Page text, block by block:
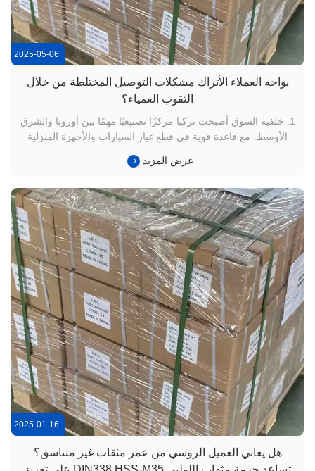
2025-05-06
يواجه العملاء الأتراك مشكلات التوصيل المختلطة من خلال
الثقوب العمياء؟
1. خلفية السوق أصبحت تركيا مركزًا تصنيعيًا مهمًا بين أوروبا والشرق
الأوسط، مع قاعدة قوية في قطع غيار السيارات والأجهزة المنزلية
عرض المزيد
2025-01-16
هل يعاني العميل الروسي من عمر مثقاب غير متناسق؟